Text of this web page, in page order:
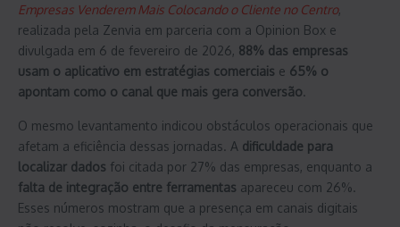
Empresas Venderem Mais Colocando o Cliente no Centro,
realizada pela Zenvia em parceria com a Opinion Box e
divulgada em 6 de fevereiro de 2026, 88% das empresas
usam o aplicativo em estratégias comerciais e 65% o
apontam como o canal que mais gera conversão.
O mesmo levantamento indicou obstáculos operacionais que
afetam a eficiência dessas jornadas. A dificuldade para
localizar dados foi citada por 27% das empresas, enquanto a
falta de integração entre ferramentas apareceu com 26%.
Esses números mostram que a presença em canais digitais